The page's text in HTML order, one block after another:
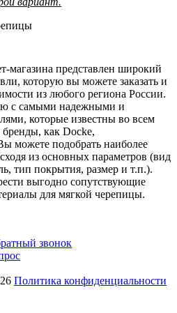
магазина представлен широкий
которую вы можете заказать и
из любого региона России.
с самыми надежными и
которые известны во всем
как Docke,
подобрать наиболее
из основных параметров (вид
тип покрытия, размер и т.п.).
выгодно сопутствующие
для мягкой черепицы.
звонок
Политика конфиденциальности